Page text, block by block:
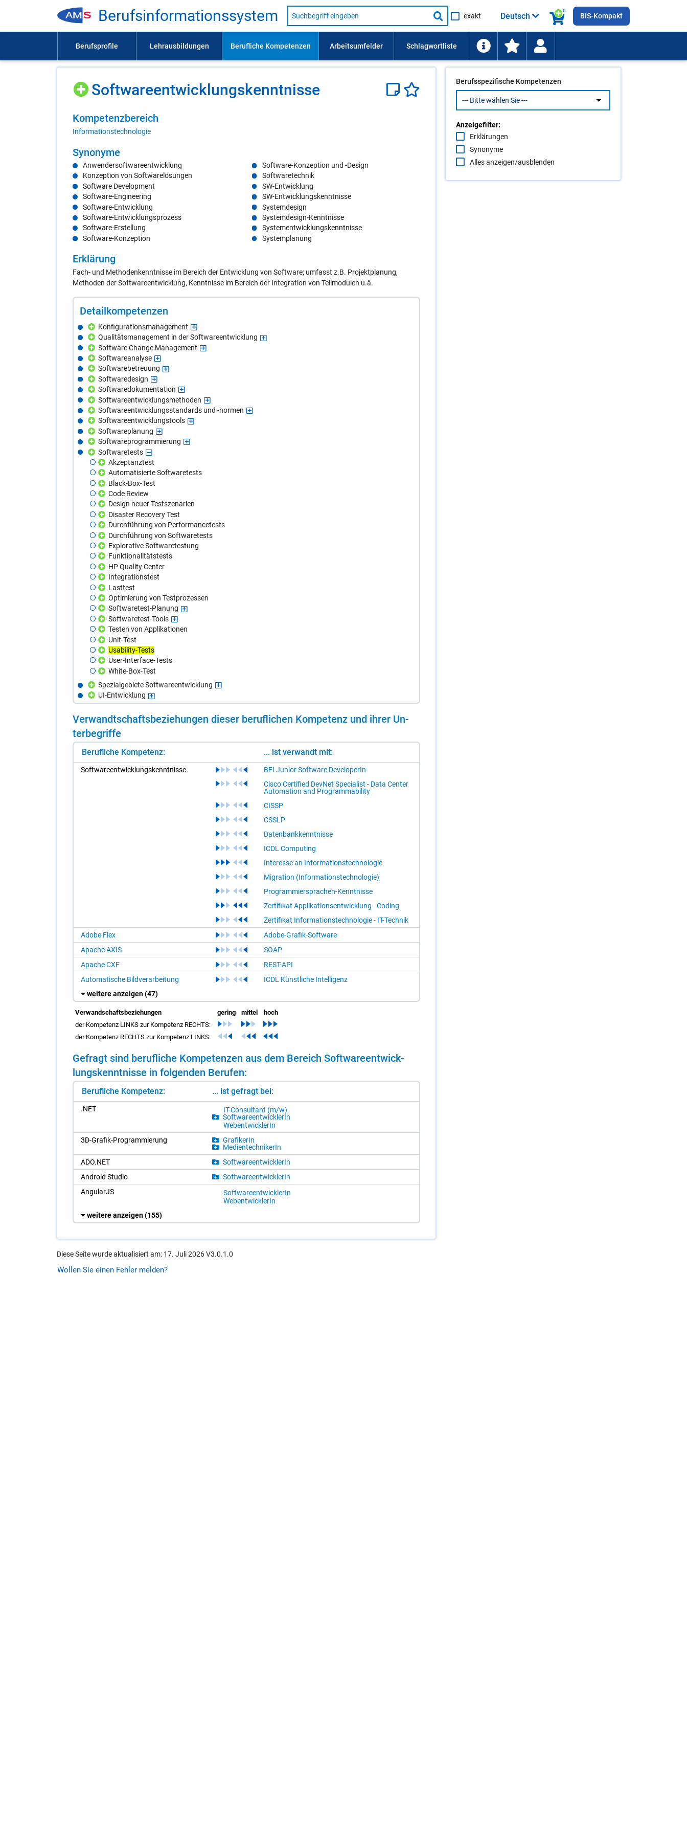
Be­rufs­in­for­ma­ti­ons­sys­tem
Suche
nach
Lehrausbildung,
usw.
Suche
starten
exakt
0
Deutsch BIS-Kompakt
Soft­ware­ent­wick­lungs­kennt­nis­se
Kom­pe­tenz­be­reich
Informationstechnologie
Syn­ony­me
Anwendersoftwareentwicklung
Konzeption von Softwarelösungen
Software Development
Software-Engineering
Software-Entwicklung
Software-Entwicklungsprozess
Software-Erstellung
Software-Konzeption
Software-Konzeption und -Design
Softwaretechnik
SW-Entwicklung
SW-Entwicklungskenntnisse
Systemdesign
Systemdesign-Kenntnisse
Systementwicklungskenntnisse
Systemplanung
Er­klä­rung
Fach- und Methodenkenntnisse im Bereich der Entwicklung von Software; umfasst z.B. Projektplanung,
Methoden der Softwareentwicklung, Kenntnisse im Bereich der Integration von Teilmodulen u.ä.
De­tail­kom­pe­ten­zen
Konfigurationsmanagement
Qualitätsmanagement in der Softwareentwicklung
Software Change Management
Softwareanalyse
Softwarebetreuung
Softwaredesign
Softwaredokumentation
Softwareentwicklungsmethoden
Softwareentwicklungsstandards und -normen
Softwareentwicklungstools
Softwareplanung
Softwareprogrammierung
Softwaretests
Akzeptanztest
Automatisierte Softwaretests
Black-Box-Test
Code Review
Design neuer Testszenarien
Disaster Recovery Test
Durchführung von Performancetests
Durchführung von Softwaretests
Explorative Softwaretestung
Funktionalitätstests
HP Quality Center
Integrationstest
Lasttest
Optimierung von Testprozessen
Softwaretest-Planung
Softwaretest-Tools
Testen von Applikationen
Unit-Test
Usability-Tests
User-Interface-Tests
White-Box-Test
Spezialgebiete Softwareentwicklung
UI-Entwicklung
Ver­wandt­schafts­be­zie­hun­gen die­ser be­ruf­li­chen Kom­pe­tenz und ih­rer Un­
ter­be­grif­fe
Berufliche Kompetenz: ... ist verwandt mit:
Soft­ware­ent­wick­lungs­kennt­nis­se
BFI Junior Software DeveloperIn
Cisco Certified DevNet Specialist - Data Center
Automation and Programmability
CISSP
CSSLP
Datenbankkenntnisse
ICDL Computing
Interesse an Informationstechnologie
Migration (Informationstechnologie)
Programmiersprachen-Kenntnisse
Zertifikat Applikationsentwicklung - Coding
Zertifikat Informationstechnologie - IT-Technik
Adobe Flex
Adobe-Grafik-Software
Apache AXIS
SOAP
Apache CXF
REST-API
Automatische Bildverarbeitung
ICDL Künstliche Intelligenz
weitere anzeigen(47)
Verwandschaftsbeziehungen gering mittel
hoch
der Kompetenz LINKS zur Kompetenz RECHTS:
der Kompetenz RECHTS zur Kompetenz LINKS:
Ge­fragt sind be­ruf­li­che Kom­pe­ten­zen aus dem Be­reich Soft­ware­ent­wick­
lungs­kennt­nis­se in fol­gen­den Be­ru­fen:
Berufliche Kompetenz: ... ist gefragt bei:
.NET
IT-Con­sul­tant (m/​w)
Soft­ware­ent­wick­le­rIn
Webent­wick­le­rIn
3D-Gra­fik-Pro­gram­mie­rung
Gra­fi­ke­rIn
Me­di­en­tech­ni­ke­rIn
ADO.NET
Soft­ware­ent­wick­le­rIn
An­dro­id Stu­dio
Soft­ware­ent­wick­le­rIn
An­gu­lar­JS
Soft­ware­ent­wick­le­rIn
Webent­wick­le­rIn
weitere anzeigen(155)
Berufsspezifische Kompetenzen
Anzeigefilter:
Erklärungen
Synonyme
Alles anzeigen/ausblenden
Diese Seite wurde aktualisiert am: 17. Juli 2026 V3.0.1.0
Wollen Sie einen Fehler melden?